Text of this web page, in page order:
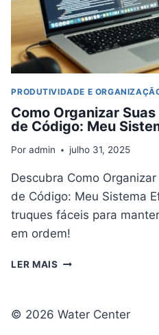
PRODUTIVIDADE E
Como Organizar
de Código: Meu
Por admin julho 31, 2025
Descubra Como
de Código: Meu Sistema
truques fáceis para
em ordem!
LER MAIS COMO
E
© 2026 Water Center